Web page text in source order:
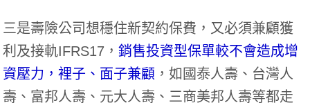
三是壽險公司想穩住新契約保費，又必須兼顧獲
利及接軌IFRS17，銷售投資型保單較不會造成增
資壓力，裡子、面子兼顧 ，如國泰人壽、台灣人
壽、富邦人壽、元大人壽、三商美邦人壽等都走